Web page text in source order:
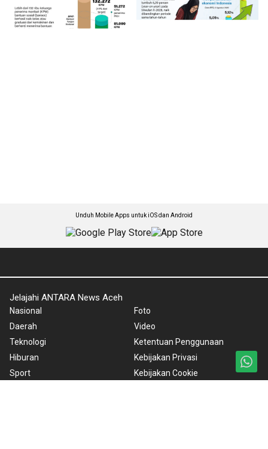
Unduh Mobile Apps untuk iOS dan Android
Jelajahi ANTARA News Aceh
Nasional
Daerah
Teknologi
Hiburan
Sport
Foto
Video
Ketentuan Penggunaan
Kebijakan Privasi
Kebijakan Cookie